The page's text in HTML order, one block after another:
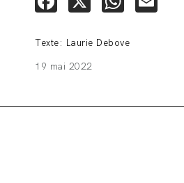
Texte: Laurie Debove
19 mai 2022